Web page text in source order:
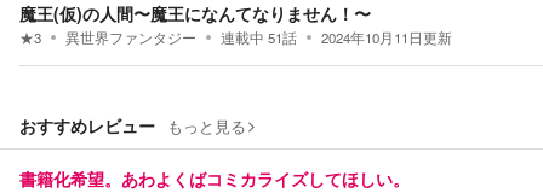
魔王(仮)の人間〜魔王になんてなりません！〜
★3 異世界ファンタジー 連載中 51話 2024年10月11日更新
おすすめレビュー もっと見る
書籍化希望。あわよくばコミカライズしてほしい。